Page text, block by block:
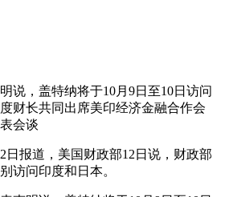
说，盖特纳将于10月9日至10日访问
财长共同出席美印经济金融合作会
会谈
报道，美国财政部12日说，财政部
访问印度和日本。